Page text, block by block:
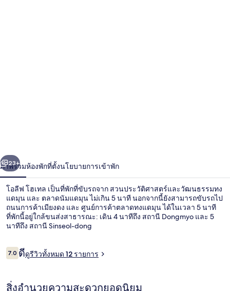
า
ถัดไป
23+
ภาพรวมห้องพักที่ตั้งนโยบายการเข้าพัก
โอลีฟ โฮเทล เป็นที่พักที่ขับรถจาก สวนประวัติศาสตร์และวัฒนธรรมทง
แดมุน และ ตลาดนัมแดมุน ไม่เกิน 5 นาที นอกจากนี้ยังสามารถขับรถไป
ถนนการค้าเมียงดง และ ศูนย์การค้าตลาดทงแดมุน ได้ในเวลา 5 นาที
ที่พักนี้อยู่ใกล้ขนส่งสาธารณะ: เดิน 4 นาทีถึง สถานี Dongmyo และ 5
นาทีถึง สถานี Sinseol-dong
รีวิว
7.07.0 จาก 10
ดีดูรีวิวทั้งหมด 12 รายการ
สิ่งอำนวยความสะดวกยอดนิยม